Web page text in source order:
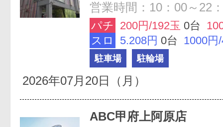
営業時間：10：00～22
パチ 200円/192玉 0台
スロ
5.208円 0台 1000円
駐車場 駐輪場
2026年07月20日（月）
ABC甲府上阿原店